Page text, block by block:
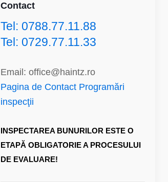
Contact
Tel: 0788.77.11.88
Tel: 0729.77.11.33
Email: office@haintz.ro
Pagina de Contact Programări
inspecţii
INSPECTAREA BUNURILOR ESTE O
ETAPĂ OBLIGATORIE A PROCESULUI
DE EVALUARE!